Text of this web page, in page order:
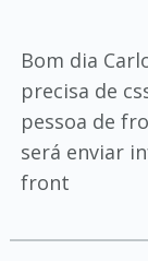
Bom dia
precisa de
pessoa de
será enviar
front